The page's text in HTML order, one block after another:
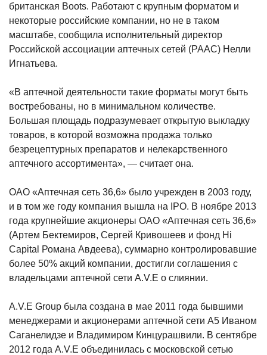
британская Boots. Работают с крупным форматом и
некоторые российские компании, но не в таком
масштабе, сообщила исполнительный директор
Российской ассоциации аптечных сетей (РААС) Нелли
Игнатьева.
«В аптечной деятельности такие форматы могут быть
востребованы, но в минимальном количестве.
Большая площадь подразумевает открытую выкладку
товаров, в которой возможна продажа только
безрецептурных препаратов и нелекарственного
аптечного ассортимента», — считает она.
ОАО «Аптечная сеть 36,6» было учрежден в 2003 году,
и в том же году компания вышла на IPO. В ноябре 2013
года крупнейшие акционеры ОАО «Аптечная сеть 36,6»
(Артем Бектемиров, Сергей Кривошеев и фонд Hi
Capital Романа Авдеева), суммарно контролировавшие
более 50% акций компании, достигли соглашения с
владельцами аптечной сети A.V.E о слиянии.
А.V.E Group была создана в мае 2011 года бывшими
менеджерами и акционерами аптечной сети А5 Иваном
Саганелидзе и Владимиром Кинцурашвили. В сентябре
2012 года А.V.E объединилась с московской сетью